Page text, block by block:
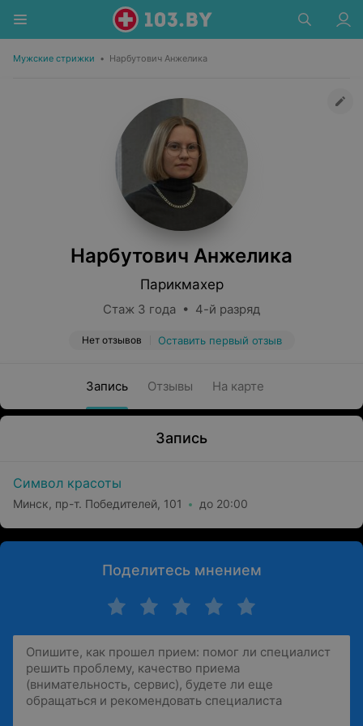
Мужские стрижки • Нарбутович Анжелика
Нарбутович Анжелика
Парикмахер
Стаж 3 года • 4-й разряд
Нет отзывов Оставить первый отзыв
Запись Отзывы На карте
Запись
Символ красоты
Минск, пр-т. Победителей, 101 до 20:00
Поделитесь мнением